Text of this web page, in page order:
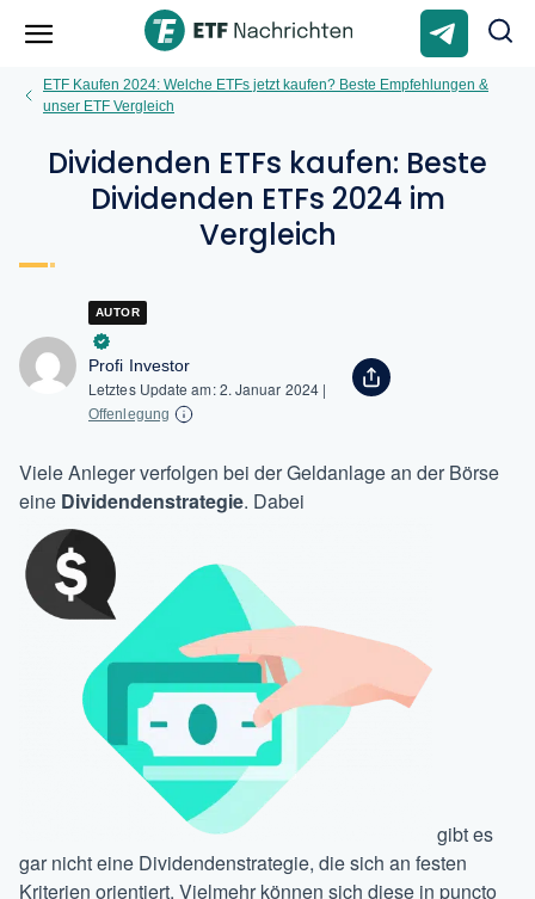
ETF Kaufen 2024: Welche ETFs jetzt kaufen? Beste Empfehlungen &
unser ETF Vergleich
Dividenden ETFs kaufen: Beste
Dividenden ETFs 2024 im
Vergleich
AUTOR
Profi Investor
Letztes Update am:2. Januar 2024 |
Offenlegung
Viele Anleger verfolgen bei der Geldanlage an der Börse
eine Dividendenstrategie. Dabei
gibt es
gar nicht eine Dividendenstrategie, die sich an festen
Kriterien orientiert. Vielmehr können sich diese in puncto